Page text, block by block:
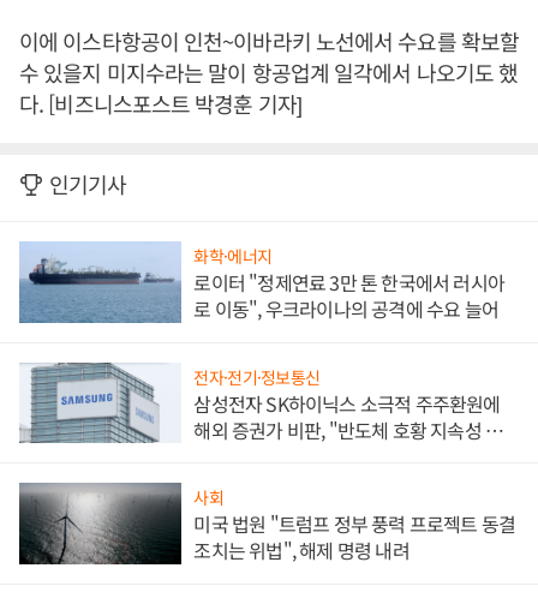
이에 이스타항공이 인천~이바라키 노선에서 수요를 확보할
수 있을지 미지수라는 말이 항공업계 일각에서 나오기도 했
다. [비즈니스포스트 박경훈 기자]
인기기사
화학·에너지
로이터 "정제연료 3만 톤 한국에서 러시아
로 이동", 우크라이나의 공격에 수요 늘어
전자·전기·정보통신
삼성전자 SK하이닉스 소극적 주주환원에
해외 증권가 비판, "반도체 호황 지속성 의
사회
미국 법원 "트럼프 정부 풍력 프로젝트 동결
조치는 위법", 해제 명령 내려